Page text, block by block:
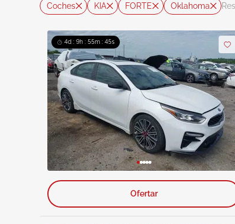
Coches KIA FORTE Oklahoma
4d : 9h : 55m : 44s
Ofertar